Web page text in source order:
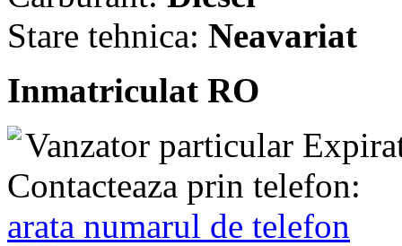
Stare tehnica: Neavariat
Inmatriculat RO
Vanzator particular
Contacteaza prin telefon:
arata numarul de telefon